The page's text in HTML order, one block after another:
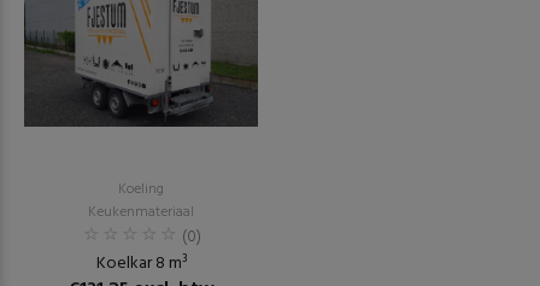
Koeling
Keukenmateriaal
(0)
Koelkar 8 m³